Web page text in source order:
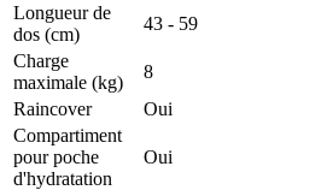
Longueur de
dos (cm)
43 - 59
Charge
maximale (kg)
8
Raincover
Oui
Compartiment
pour poche
d'hydratation
Oui